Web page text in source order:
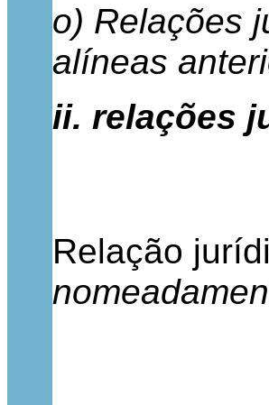
o) Relações
alíneas
ii. relações
Relação